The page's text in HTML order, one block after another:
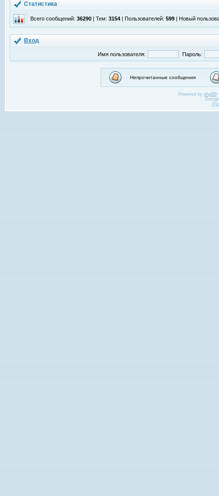
Статистика
Всего сообщений: 36290 | Тем: 3154 | Пользователей: 599 | Новый
Вход
Имя пользователя: Пароль:
Непрочитанные сообщения
Powered by phpBB